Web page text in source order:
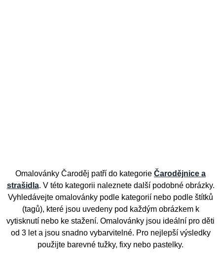
Omalovánky Čaroděj patří do kategorie Čarodějnice a
strašidla. V této kategorii naleznete další podobné obrázky.
Vyhledávejte omalovánky podle kategorií nebo podle štítků
(tagů), které jsou uvedeny pod každým obrázkem k
vytisknutí nebo ke stažení. Omalovánky jsou ideální pro děti
od 3 let a jsou snadno vybarvitelné. Pro nejlepší výsledky
použijte barevné tužky, fixy nebo pastelky.